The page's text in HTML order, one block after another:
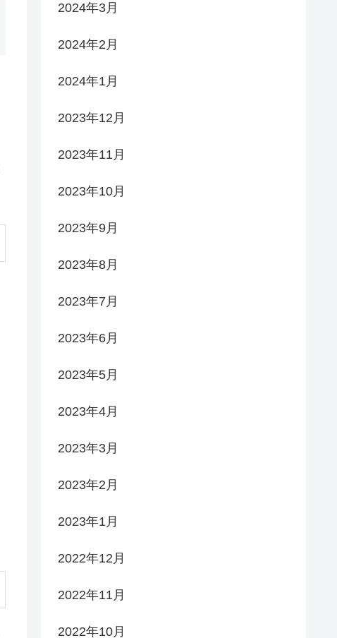
2024年3月
2024年2月
2024年1月
2023年12月
2023年11月
2023年10月
2023年9月
2023年8月
2023年7月
2023年6月
2023年5月
2023年4月
2023年3月
2023年2月
2023年1月
2022年12月
2022年11月
2022年10月